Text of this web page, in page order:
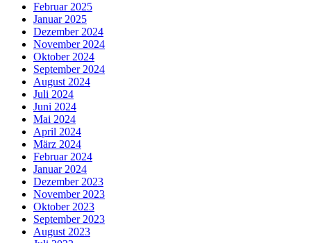
Februar 2025
Januar 2025
Dezember 2024
November 2024
Oktober 2024
September 2024
August 2024
Juli 2024
Juni 2024
Mai 2024
April 2024
März 2024
Februar 2024
Januar 2024
Dezember 2023
November 2023
Oktober 2023
September 2023
August 2023